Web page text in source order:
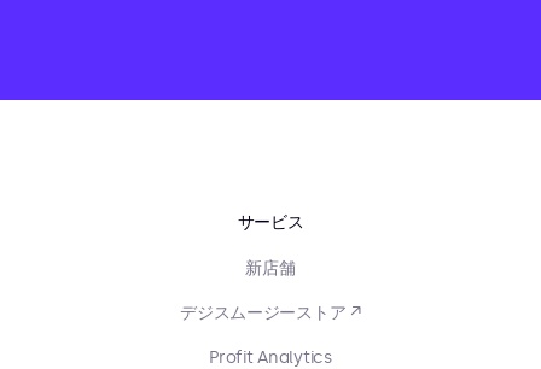
サービス
新店舗
デジスムージーストア ↗
Profit Analytics